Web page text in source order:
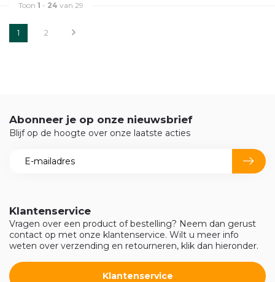
Toon 1 - 24 van 29
1 2
Klantenservice
Vragen over een product of bestelling? Neem dan gerust
contact op met onze klantenservice. Wilt u meer info
weten over verzending en retourneren, klik dan hieronder.
Klantenservice
Abonneer je op onze nieuwsbrief
Blijf op de hoogte over onze laatste acties